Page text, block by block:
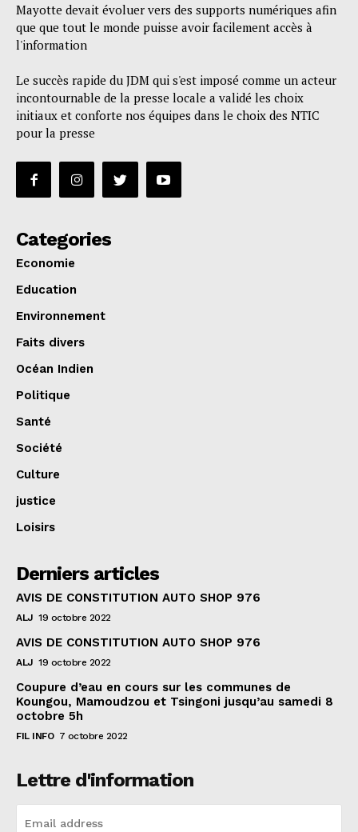
Mayotte devait évoluer vers des supports numériques afin
que que tout le monde puisse avoir facilement accès à
l'information
Le succès rapide du JDM qui s'est imposé comme un acteur
incontournable de la presse locale a validé les choix
initiaux et conforte nos équipes dans le choix des NTIC
pour la presse
Categories
Economie
Education
Environnement
Faits divers
Océan Indien
Politique
Santé
Société
Culture
justice
Loisirs
Derniers articles
AVIS DE CONSTITUTION AUTO SHOP 976
ALJ 19 octobre 2022
AVIS DE CONSTITUTION AUTO SHOP 976
ALJ 19 octobre 2022
Coupure d’eau en cours sur les communes de
Koungou, Mamoudzou et Tsingoni jusqu’au samedi 8
octobre 5h
FIL INFO 7 octobre 2022
Lettre d'information